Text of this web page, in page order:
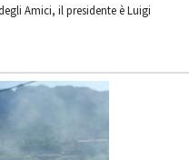
Amici, il presidente è Luigi